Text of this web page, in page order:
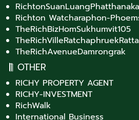
Richton Watcharaphon-
TheRichBizHomSukhumvit105
TheRichAvenueDamrongrak
OTHER
RICHY PROPERTY AGENT
RICHY-INVESTMENT
RichWalk
International Business